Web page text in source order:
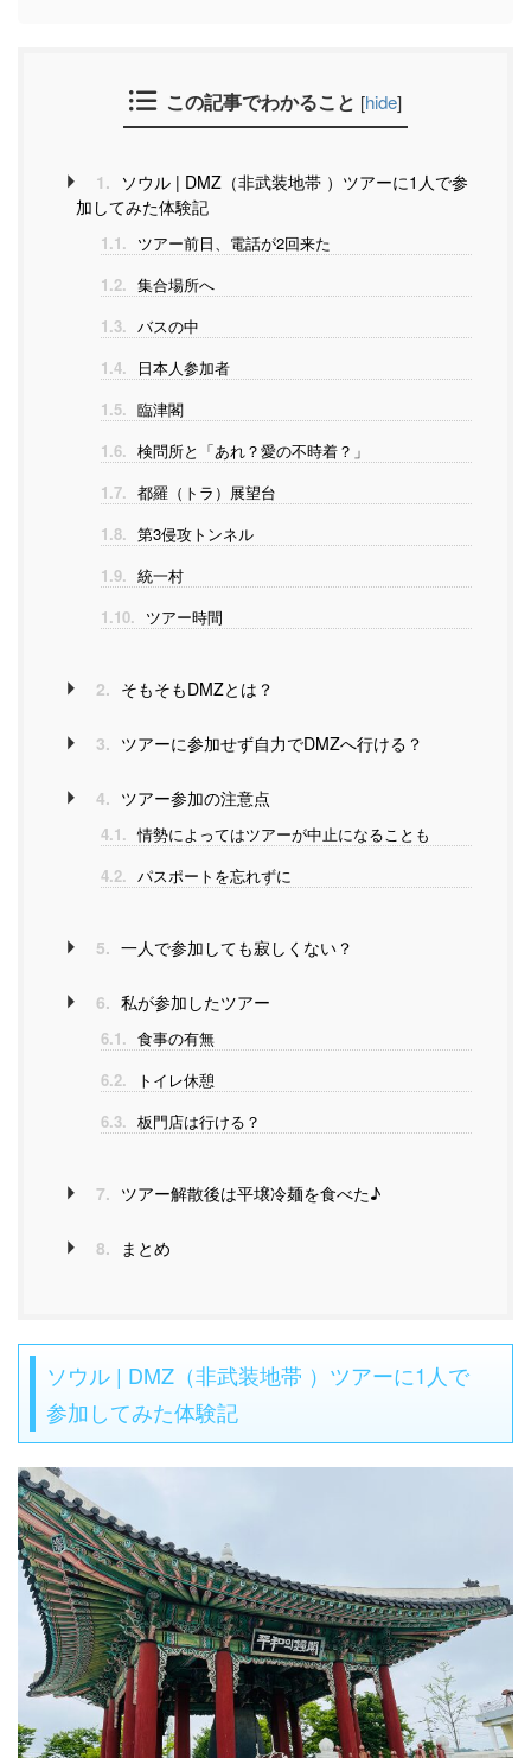
この記事でわかること [hide]
1. ソウル | DMZ（非武装地帯 ）ツアーに1人で参
加してみた体験記
1.1. ツアー前日、電話が2回来た
1.2. 集合場所へ
1.3. バスの中
1.4.
日本人参加者
1.5. 臨津閣
1.6. 検問所と「あれ？愛の不時着？」
1.7. 都羅（トラ）展望台
1.8. 第3侵攻トンネル
1.9. 統一村
1.10. ツアー時間
2. そもそもDMZとは？
3. ツアーに参加せず自力でDMZへ行ける？
4. ツアー参加の注意点
4.1. 情勢によってはツアーが中止になることも
4.2. パスポートを忘れずに
5. 一人で参加しても寂しくない？
6. 私が参加したツアー
6.1. 食事の有無
6.2.
トイレ休憩
6.3. 板門店は行ける？
7. ツアー解散後は平壌冷麺を食べた♪
8. まとめ
ソウル | DMZ（非武装地帯 ）ツアーに1人で
参加してみた体験記